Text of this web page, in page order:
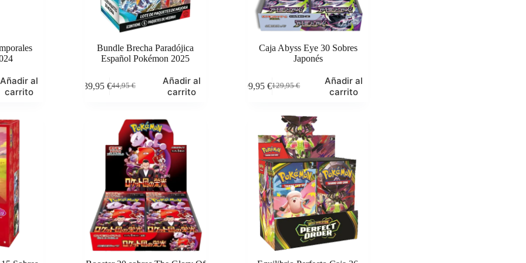
Añadir al
carrito
Bundle Brecha Paradójica
Español Pokémon 2025
44,95€
El
44,95 €.
39,95 €El
39,95 €.
Añadir al
carrito
Caja Abyss Eye 30 Sobres
Japonés
129,95€
El
era:
129,95 €.
99,95€El
99,95 €.
Añadir al
carrito